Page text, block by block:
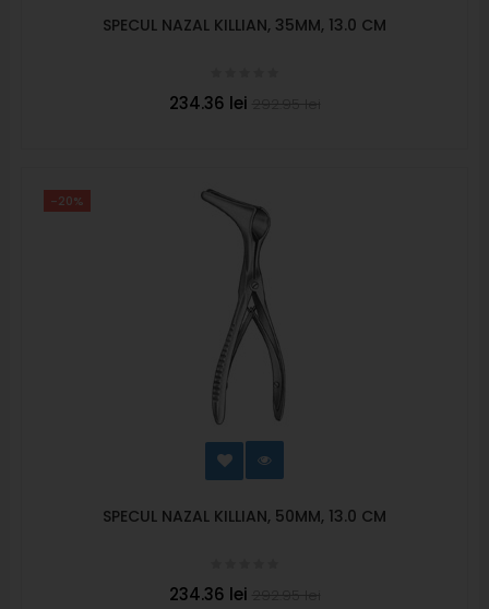
SPECUL NAZAL KILLIAN, 35MM, 13.0 CM
234.36 lei
-20%
SPECUL NAZAL KILLIAN, 50MM, 13.0 CM
234.36 lei